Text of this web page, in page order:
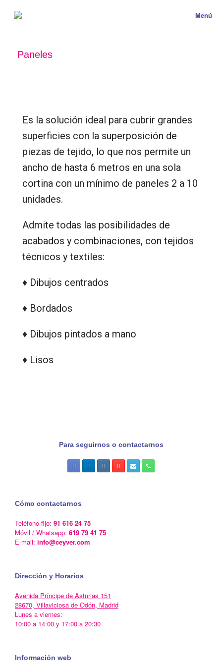
Menú
Paneles
Es la solución ideal para cubrir grandes
superficies con la superposición de
piezas de tejido, lo que nos permite un
ancho de hasta 6 metros en una sola
cortina con un mínimo de paneles 2 a 10
unidades.
Admite todas las posibilidades de
acabados y combinaciones, con tejidos
técnicos y textiles:
♦ Dibujos centrados
♦ Bordados
♦ Dibujos pintados a mano
♦ Lisos
Para seguirnos o contactarnos
Cómo contactarnos
Teléfono fijo: 91 616 24 75
Móvil / Whatsapp: 619 79 41 75
E-mail: info@ceyver.com
Dirección y Horarios
Avenida Príncipe de Asturias 151
28670, Villaviciosa de Odón, Madrid
Lunes a viernes:
10:00 a 14:00 y 17:00 a 20:30
Información web